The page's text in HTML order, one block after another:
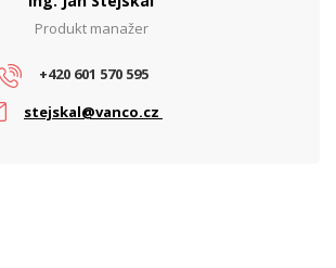
Produkt manažer
+420 601 570 595
stejskal@vanco.cz